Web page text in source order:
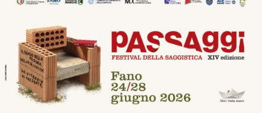
storici
Enogastronomia